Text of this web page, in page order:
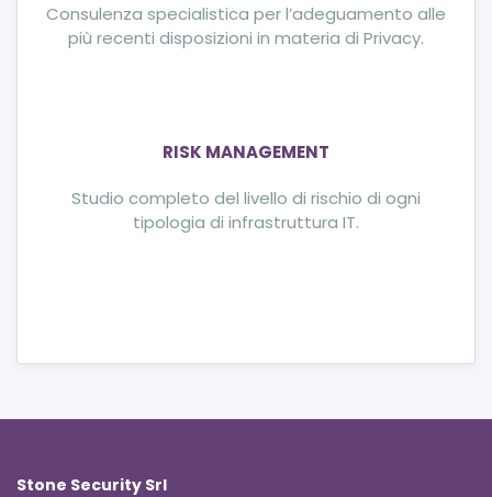
Consulenza specialistica per l’adeguamento alle
più recenti disposizioni in materia di Privacy.
RISK MANAGEMENT
Studio completo del livello di rischio di ogni
tipologia di infrastruttura IT.
Stone Security Srl